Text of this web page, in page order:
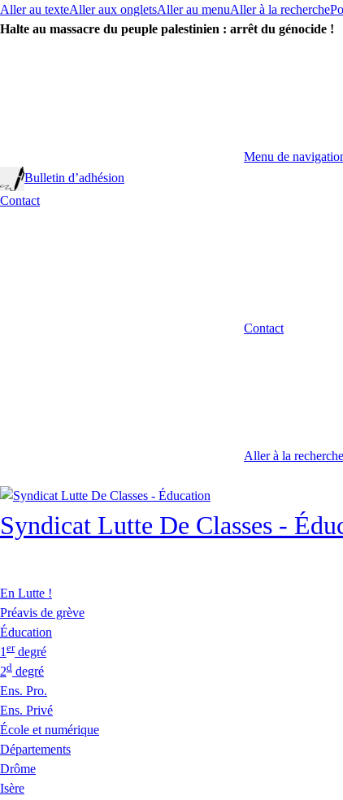
Aller au texteAller aux ongletsAller au menuAller à la recherche
Halte au massacre du peuple palestinien : arrêt du génocide !
Menu de
Bulletin d’adhésion
Contact
Contact
Aller à la recherche
Syndicat Lutte De Classes -
En Lutte !
Préavis de grève
Éducation
1 erdegré
2d degré
Ens. Pro.
Ens. Privé
École et numérique
Départements
Drôme
Isère